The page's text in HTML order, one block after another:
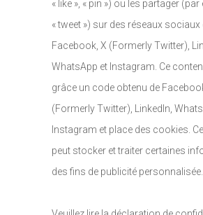
« like », « pin ») ou les partager (par
« tweet ») sur des réseaux
Facebook, X (Formerly Twitter),
WhatsApp et Instagram. Ce
grâce un code obtenu de
(Formerly Twitter), LinkedIn,
Instagram et place des cookies.
peut stocker et traiter certaines
des fins de publicité personnalisée.